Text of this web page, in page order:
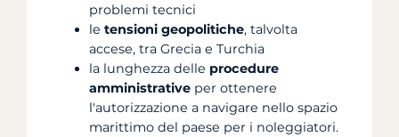
problemi tecnici
le tensioni geopolitiche, talvolta
accese, tra Grecia e Turchia
la lunghezza delle procedure
amministrative per ottenere
l'autorizzazione a navigare nello spazio
marittimo del paese per i noleggiatori.